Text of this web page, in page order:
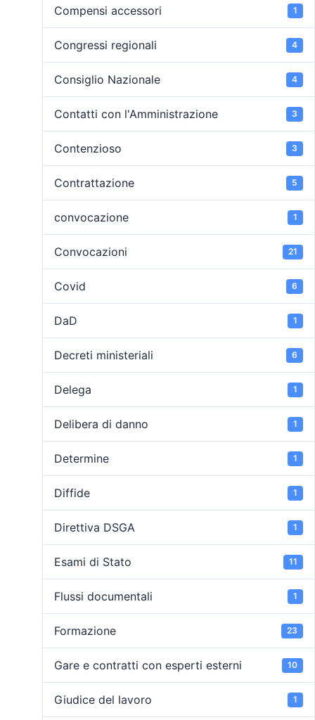
Compensi accessori 1
Congressi regionali 4
Consiglio Nazionale 4
Contatti con l'Amministrazione 3
Contenzioso 3
Contrattazione 5
convocazione 1
Convocazioni 21
Covid 6
DaD 1
Decreti ministeriali 6
Delega 1
Delibera di danno 1
Determine 1
Diffide 1
Direttiva DSGA 1
Esami di Stato 11
Flussi documentali 1
Formazione 23
Gare e contratti con esperti esterni 10
Giudice del lavoro 1